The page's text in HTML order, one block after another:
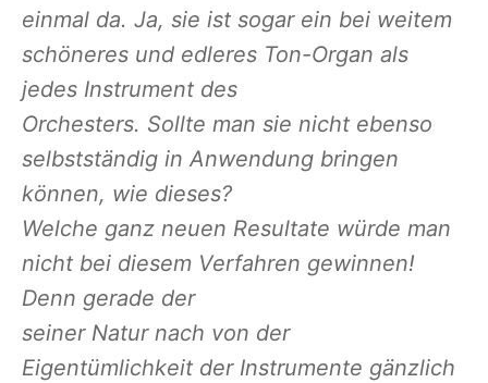
einmal da. Ja, sie ist sogar ein bei weitem
schöneres und edleres Ton-Organ als
jedes Instrument des
Orchesters. Sollte man sie nicht ebenso
selbstständig in Anwendung bringen
können, wie dieses?
Welche ganz neuen Resultate würde man
nicht bei diesem Verfahren gewinnen!
Denn gerade der
seiner Natur nach von der
Eigentümlichkeit der Instrumente gänzlich